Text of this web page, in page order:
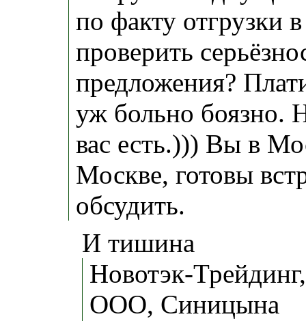
по факту отгрузки
проверить
предложения?
уж больно боязно.
вас есть.))) Вы в
Москве, готовы
обсудить.
И тишина
Новотэк-Трейдинг,
ООО, Синицына